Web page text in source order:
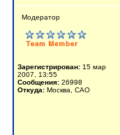
Мoдератор
Зарегистрирован: 15 мар
2007, 13:55
Сообщения: 26998
Откуда: Москва, САО